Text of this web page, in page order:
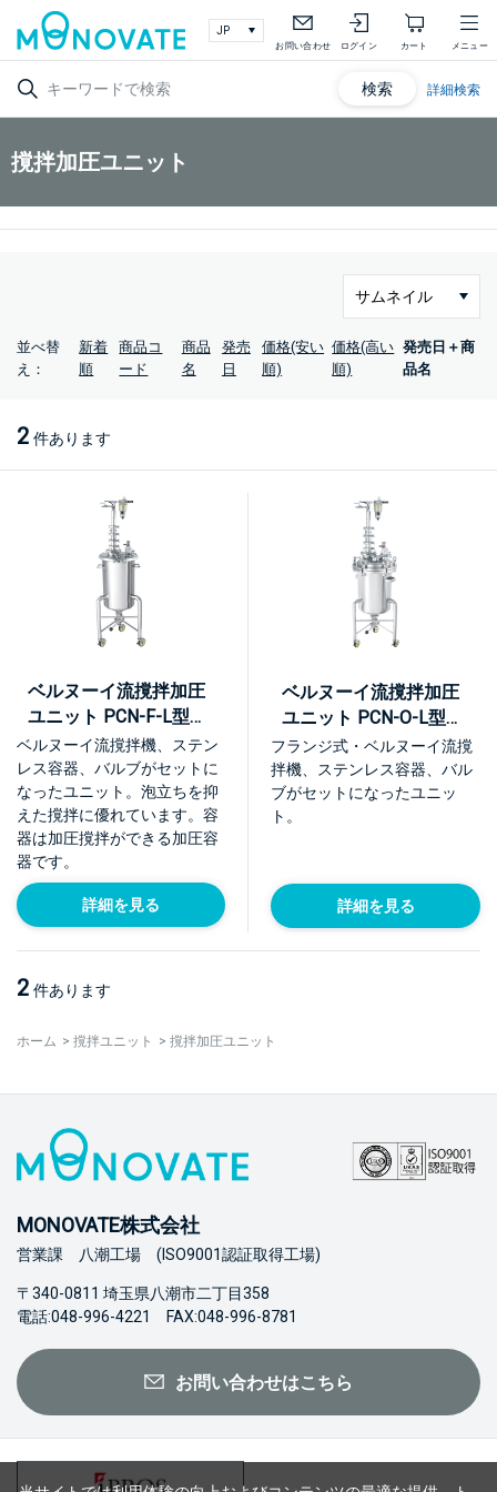
お問い合わせ ログイン カート メニュー
検索 詳細検索
撹拌加圧ユニット
並べ替
え：
新着
順
商品コ
ード
商品
名
発売
日
価格(安い
順)
価格(高い
順)
発売日＋商
品名
2 件あります
ベルヌーイ流撹拌加圧
ユニット PCN-F-L型
【KU-PCN-F-L】
ベルヌーイ流撹拌機、ステン
レス容器、バルブがセットに
なったユニット。泡立ちを抑
えた撹拌に優れています。容
器は加圧撹拌ができる加圧容
器です。
詳細を見る
ベルヌーイ流撹拌加圧
ユニット PCN-O-L型
【KU-PCN-O-L】
フランジ式・ベルヌーイ流撹
拌機、ステンレス容器、バル
ブがセットになったユニッ
ト。
詳細を見る
2 件あります
ホーム > 撹拌ユニット > 撹拌加圧ユニット
MONOVATE株式会社
営業課 八潮工場 (ISO9001認証取得工場)
〒340-0811 埼玉県八潮市二丁目358
電話:048-996-4221 FAX:048-996-8781
お問い合わせはこちら